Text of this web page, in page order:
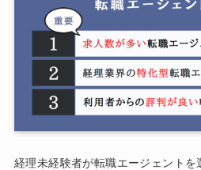
経理未経験者が転職エージェント